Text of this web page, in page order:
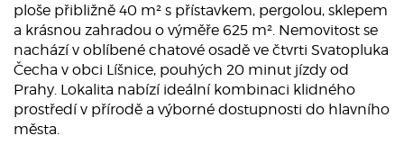
ploše přibližně 40 m² s přístavkem, pergolou, sklepem
a krásnou zahradou o výměře 625 m². Nemovitost se
nachází v oblíbené chatové osadě ve čtvrti Svatopluka
Čecha v obci Líšnice, pouhých 20 minut jízdy od
Prahy. Lokalita nabízí ideální kombinaci klidného
prostředí v přírodě a výborné dostupnosti do hlavního
města.